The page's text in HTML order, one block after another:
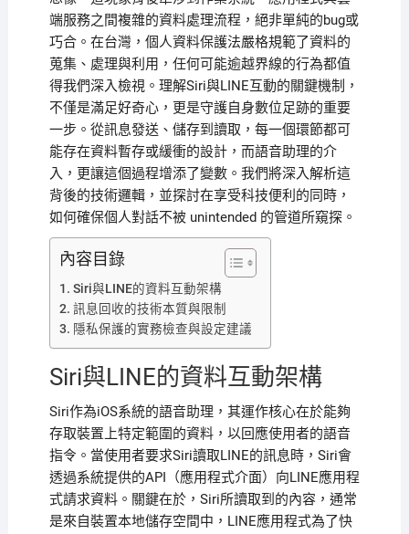
端服務之間複雜的資料處理流程，絕非單純的bug或
巧合。在台灣，個人資料保護法嚴格規範了資料的
蒐集、處理與利用，任何可能逾越界線的行為都值
得我們深入檢視。理解Siri與LINE互動的關鍵機制，
不僅是滿足好奇心，更是守護自身數位足跡的重要
一步。從訊息發送、儲存到讀取，每一個環節都可
能存在資料暫存或緩衝的設計，而語音助理的介
入，更讓這個過程增添了變數。我們將深入解析這
背後的技術邏輯，並探討在享受科技便利的同時，
如何確保個人對話不被 unintended 的管道所窺探。
內容目錄
Siri與LINE的資料互動架構
訊息回收的技術本質與限制
隱私保護的實務檢查與設定建議
Siri與LINE的資料互動架構
Siri作為iOS系統的語音助理，其運作核心在於能夠
存取裝置上特定範圍的資料，以回應使用者的語音
指令。當使用者要求Siri讀取LINE的訊息時，Siri會
透過系統提供的API（應用程式介面）向LINE應用程
式請求資料。關鍵在於，Siri所讀取到的內容，通常
是來自裝置本地儲存空間中，LINE應用程式為了快